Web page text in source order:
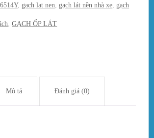
, gach lat nen, gạch lát nền nhà xe, gạch
,GẠCH ỐP LÁT
Mô tả Đánh giá (0)